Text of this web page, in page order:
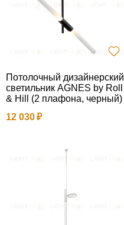
Потолочный дизайнерский
светильник AGNES by Roll
& Hill (2 плафона, черный)
12 030